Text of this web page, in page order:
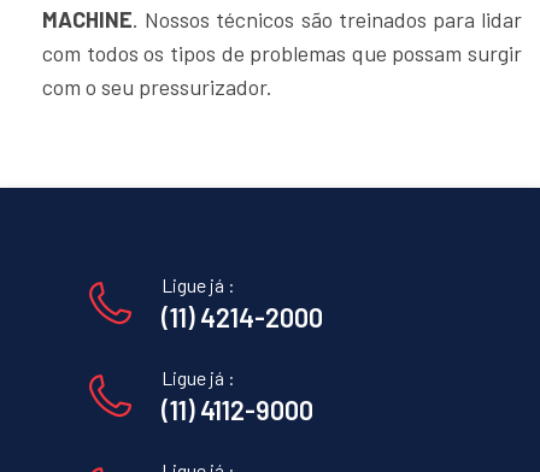
MACHINE. Nossos técnicos são treinados para lidar
com todos os tipos de problemas que possam surgir
com o seu pressurizador.
Ligue já :
(11) 4214-2000
Ligue já :
(11) 4112-9000